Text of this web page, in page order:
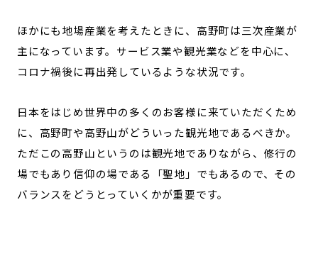
ほかにも地場産業を考えたときに、高野町は三次産業が
主になっています。サービス業や観光業などを中心に、
コロナ禍後に再出発しているような状況です。
日本をはじめ世界中の多くのお客様に来ていただくため
に、高野町や高野山がどういった観光地であるべきか。
ただこの高野山というのは観光地でありながら、修行の
場でもあり信仰の場である「聖地」でもあるので、その
バランスをどうとっていくかが重要です。